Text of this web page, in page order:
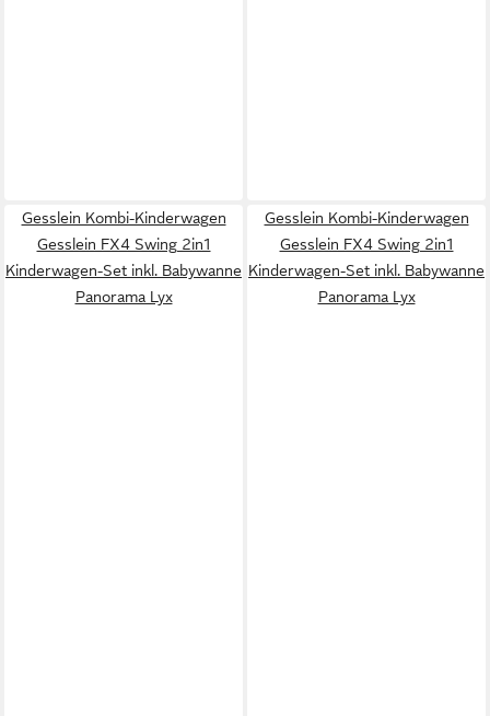
Gesslein Kombi-Kinderwagen
Gesslein FX4 Swing 2in1
Kinderwagen-Set inkl. Babywanne
Panorama Lyx
Gesslein Kombi-Kinderwagen
Gesslein FX4 Swing 2in1
Kinderwagen-Set inkl. Babywanne
Panorama Lyx